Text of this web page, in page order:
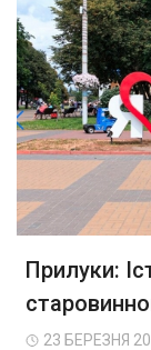
Прилуки:
23 БЕРЕЗНЯ